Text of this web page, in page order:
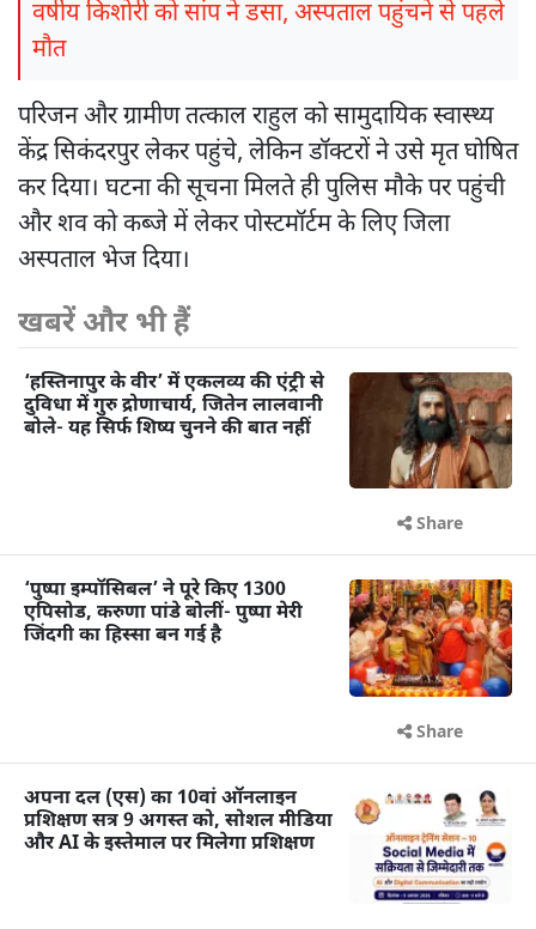
वर्षीय किशोरी को सांप ने डसा, अस्पताल पहुंचने से पहले
मौत
परिजन और ग्रामीण तत्काल राहुल को सामुदायिक स्वास्थ्य
केंद्र सिकंदरपुर लेकर पहुंचे, लेकिन डॉक्टरों ने उसे मृत घोषित
कर दिया। घटना की सूचना मिलते ही पुलिस मौके पर पहुंची
और शव को कब्जे में लेकर पोस्टमॉर्टम के लिए जिला
अस्पताल भेज दिया।
खबरें और भी हैं
‘हस्तिनापुर के वीर’ में एकलव्य की एंट्री से
दुविधा में गुरु द्रोणाचार्य, जितेन लालवानी
बोले- यह सिर्फ शिष्य चुनने की बात नहीं
Share
‘पुष्पा इम्पॉसिबल’ ने पूरे किए 1300
एपिसोड, करुणा पांडे बोलीं- पुष्पा मेरी
जिंदगी का हिस्सा बन गई है
Share
अपना दल (एस) का 10वां ऑनलाइन
प्रशिक्षण सत्र 9 अगस्त को, सोशल मीडिया
और AI के इस्तेमाल पर मिलेगा प्रशिक्षण